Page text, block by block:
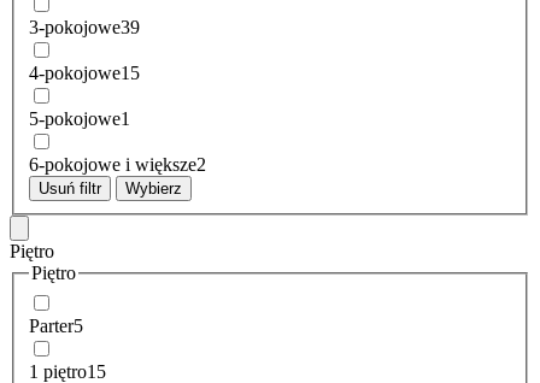
3-pokojowe39
4-pokojowe15
5-pokojowe1
6-pokojowe i większe2
Usuń filtr Wybierz
Piętro
Piętro
Parter5
1 piętro15